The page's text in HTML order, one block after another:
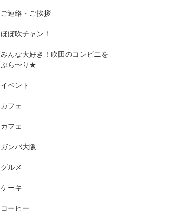
ご連絡・ご挨拶
ほぼ吹チャン！
みんな大好き！吹田のコンビニを
ぶら〜り★
イベント
カフェ
カフェ
ガンバ大阪
グルメ
ケーキ
コーヒー